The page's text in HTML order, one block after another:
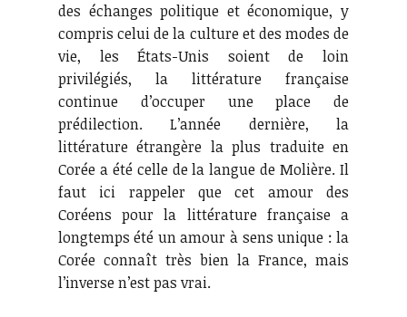
des échanges politique et économique, y
compris celui de la culture et des modes de
vie, les États-Unis soient de loin
privilégiés, la littérature française
continue d’occuper une place de
prédilection. L’année dernière, la
littérature étrangère la plus traduite en
Corée a été celle de la langue de Molière. Il
faut ici rappeler que cet amour des
Coréens pour la littérature française a
longtemps été un amour à sens unique : la
Corée connaît très bien la France, mais
l’inverse n’est pas vrai.